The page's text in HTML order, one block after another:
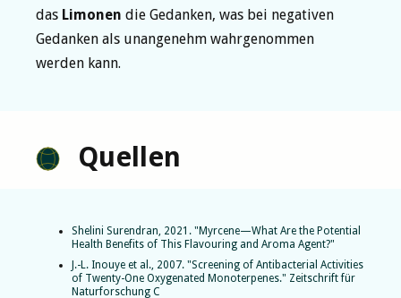
das Limonen die Gedanken, was bei negativen
Gedanken als unangenehm wahrgenommen
werden kann.
Quellen
Shelini Surendran, 2021. "Myrcene—What Are the Potential
Health Benefits of This Flavouring and Aroma Agent?"
J.-L. Inouye et al., 2007. "Screening of Antibacterial Activities
of Twenty-One Oxygenated Monoterpenes." Zeitschrift für
Naturforschung C